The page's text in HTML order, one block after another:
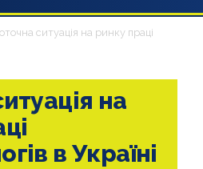
ситуація на ринку праці
на
в Україні